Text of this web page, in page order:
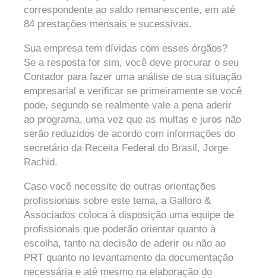
correspondente ao saldo remanescente, em até
84 prestações mensais e sucessivas.
Sua empresa tem dívidas com esses órgãos?
Se a resposta for sim, você deve procurar o seu
Contador para fazer uma análise de sua situação
empresarial e verificar se primeiramente se você
pode, segundo se realmente vale a pena aderir
ao programa, uma vez que as multas e juros não
serão reduzidos de acordo com informações do
secretário da Receita Federal do Brasil, Jorge
Rachid.
Caso você necessite de outras orientações
profissionais sobre este tema, a Galloro &
Associados coloca à disposição uma equipe de
profissionais que poderão orientar quanto à
escolha, tanto na decisão de aderir ou não ao
PRT quanto no levantamento da documentação
necessária e até mesmo na elaboração do